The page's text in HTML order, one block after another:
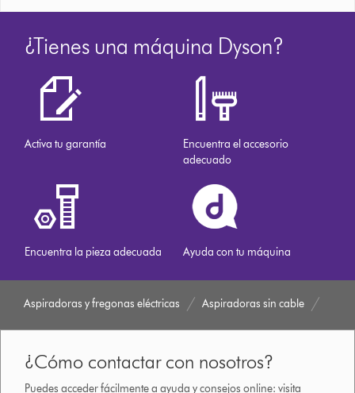
¿Tienes una máquina Dyson?
Activa tu garantía
Encuentra el accesorio
adecuado
Encuentra la pieza adecuada Ayuda con tu máquina
Aspiradoras y fregonas eléctricas Aspiradoras sin cable
¿Cómo contactar con nosotros?
Puedes acceder fácilmente a ayuda y consejos online: visita